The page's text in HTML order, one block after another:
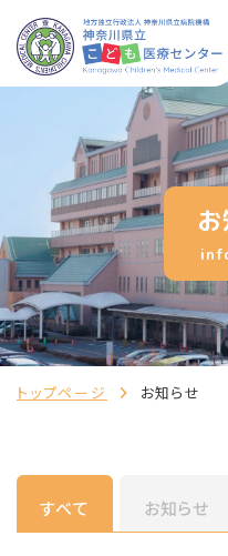
トップページ お知らせ
すべて お知らせ